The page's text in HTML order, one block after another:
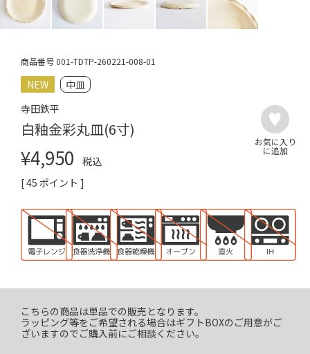
商品番号001-TDTP-260221-008-01
NEW
中皿
寺田鉄平
白釉金彩丸皿(6寸)
¥4,950
税込
[45 ポイント ]
こちらの商品は単品での販売となります。
ラッピング等をご希望される場合はギフトBOXのご用意がご
ざいますのでご購入前にご相談ください。